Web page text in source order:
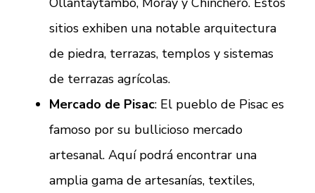
sitios exhiben una notable arquitectura
de piedra, terrazas, templos y sistemas
de terrazas agrícolas.
Mercado de Pisac: El pueblo de Pisac es
famoso por su bullicioso mercado
artesanal. Aquí podrá encontrar una
amplia gama de artesanías, textiles,